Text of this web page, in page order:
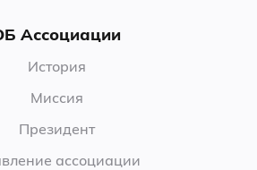
Ассоциации
История
Миссия
Президент
ассоциации